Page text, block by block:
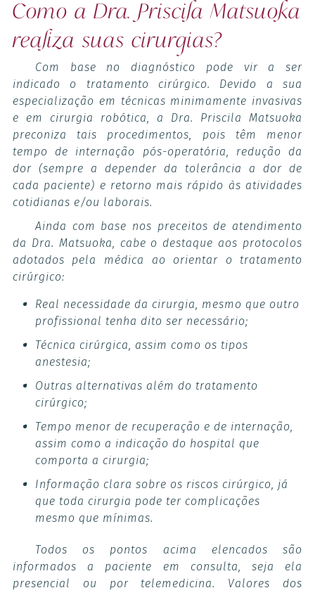
Como a Dra. Priscila Matsuoka
realiza suas cirurgias?
Com base no diagnóstico pode vir a ser
indicado o tratamento cirúrgico. Devido a sua
especialização em técnicas minimamente invasivas
e em cirurgia robótica, a Dra. Priscila Matsuoka
preconiza tais procedimentos, pois têm menor
tempo de internação pós-operatória, redução da
dor (sempre a depender da tolerância a dor de
cada paciente) e retorno mais rápido às atividades
cotidianas e/ou laborais.
Ainda com base nos preceitos de atendimento
da Dra. Matsuoka, cabe o destaque aos protocolos
adotados pela médica ao orientar o tratamento
cirúrgico:
Real necessidade da cirurgia, mesmo que outro
profissional tenha dito ser necessário;
Técnica cirúrgica, assim como os tipos
anestesia;
Outras alternativas além do tratamento
cirúrgico;
Tempo menor de recuperação e de internação,
assim como a indicação do hospital que
comporta a cirurgia;
Informação clara sobre os riscos cirúrgico, já
que toda cirurgia pode ter complicações
mesmo que mínimas.
Todos os pontos acima elencados são
informados a paciente em consulta, seja ela
presencial ou por telemedicina. Valores dos